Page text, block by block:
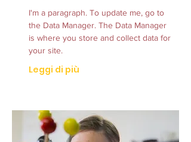
I'm a paragraph. To update me, go to
the Data Manager. The Data Manager
is where you store and collect data for
your site.
Leggi di più